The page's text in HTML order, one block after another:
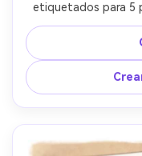
etiquetados para 5
sans-serif arriba,
monocromática con
líneas vectoriales
de póster de
imprimir, lente de